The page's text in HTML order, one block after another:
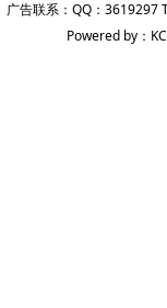
广告联系：QQ：3619297
Powered by：